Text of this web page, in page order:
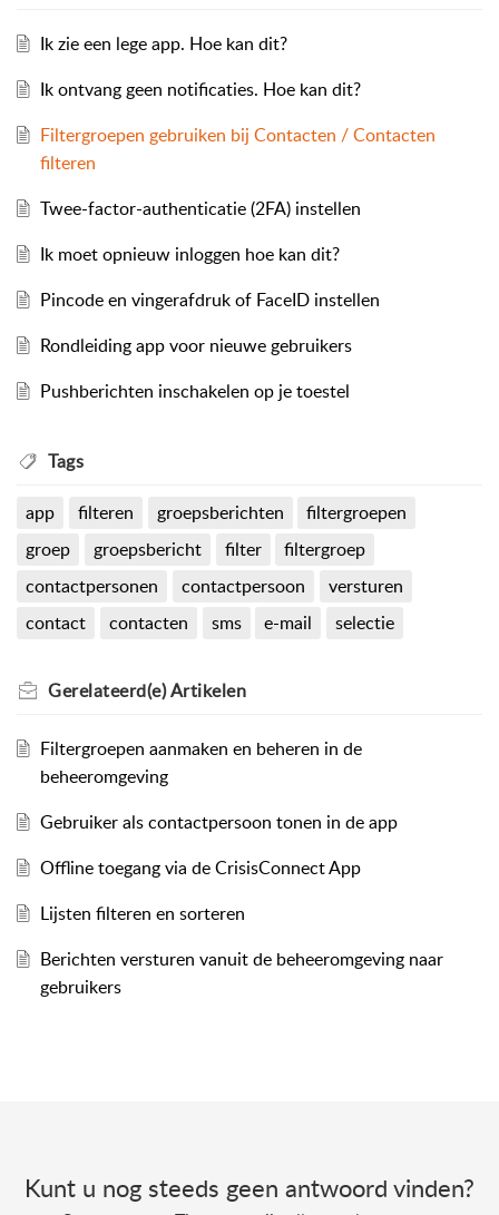
Ik zie een lege app. Hoe kan dit?
Ik ontvang geen notificaties. Hoe kan dit?
Filtergroepen gebruiken bij Contacten / Contacten
filteren
Twee-factor-authenticatie (2FA) instellen
Ik moet opnieuw inloggen hoe kan dit?
Pincode en vingerafdruk of FaceID instellen
Rondleiding app voor nieuwe gebruikers
Pushberichten inschakelen op je toestel
Tags
app filteren groepsberichten
filtergroepen
groep
groepsbericht filter
filtergroep
contactpersonen
contactpersoon
versturen
contact
contacten sms e-mail selectie
Gerelateerd(e)Artikelen
Filtergroepen aanmaken en beheren in de
beheeromgeving
Gebruiker als contactpersoon tonen in de app
Offline toegang via de CrisisConnect App
Lijsten filteren en sorteren
Berichten versturen vanuit de beheeromgeving naar
gebruikers
Kunt u nog steeds geen antwoord vinden?